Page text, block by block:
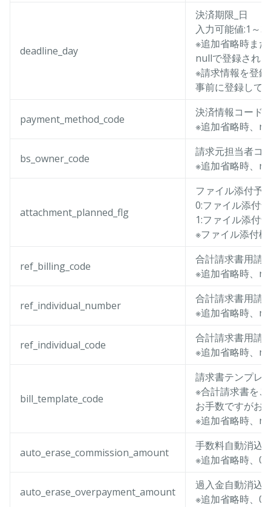
deadline_day
決済期限_日
入力可能値:1～
※追加省略時ま
nullで登録される
※請求情報を登
事前に登録して
payment_method_code
決済情報コード
※追加省略時、
bs_owner_code
請求元担当者コ
※追加省略時、
attachment_planned_flg
ファイル添付予
0:ファイル添付
1:ファイル添付
※ファイル添付
ref_billing_code
合計請求書用請
※追加省略時、
ref_individual_number
合計請求書用請
※追加省略時、
ref_individual_code
合計請求書用請
※追加省略時、
bill_template_code
請求書テンプレ
※合計請求書を
お手数ですがお
※追加省略時、
auto_erase_commission_amount
手数料自動消込
※追加省略時、0
auto_erase_overpayment_amount
過入金自動消込
※追加省略時、0